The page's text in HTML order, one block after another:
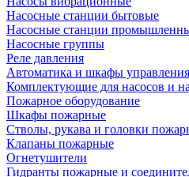
Насосные станции бытовые
Насосные станции
Насосные группы
Реле давления
Автоматика и шкафы управления
Комплектующие для насосов и
Пожарное оборудование
Шкафы пожарные
Стволы, рукава и головки
Клапаны пожарные
Огнетушители
Гидранты пожарные и